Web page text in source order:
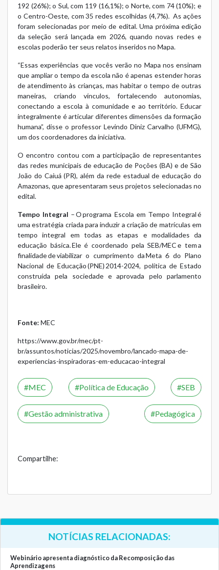
192 (26%); o Sul, com 119 (16,1%); o Norte, com 74 (10%); e
o Centro-Oeste, com 35 redes escolhidas (4,7%). As ações
foram selecionadas por meio de edital. Uma próxima edição
da seleção será lançada em 2026, quando novas redes e
escolas poderão ter seus relatos inseridos no Mapa.
“Essas experiências que vocês verão no Mapa nos ensinam
que ampliar o tempo da escola não é apenas estender horas
de atendimento às crianças, mas habitar o tempo de outras
maneiras, criando vínculos, fortalecendo autonomias,
conectando a escola à comunidade e ao território. Educar
integralmente é articular diferentes dimensões da formação
humana”, disse o professor Levindo Diniz Carvalho (UFMG),
um dos coordenadores da iniciativa.
O encontro contou com a participação de representantes
das redes municipais de educação de Poções (BA) e de São
João do Caiuá (PR), além da rede estadual de educação do
Amazonas, que apresentaram seus projetos selecionadas no
edital.
Tempo Integral – O programa Escola em Tempo Integral é
uma estratégia criada para induzir a criação de matrículas em
tempo integral em todas as etapas e modalidades da
educação básica. Ele é coordenado pela SEB/MEC e tem a
finalidade de viabilizar o cumprimento da Meta 6 do Plano
Nacional de Educação (PNE) 2014-2024, política de Estado
construída pela sociedade e aprovada pelo parlamento
brasileiro.
Fonte: MEC
https://www.gov.br/mec/pt-
br/assuntos/noticias/2025/novembro/lancado-mapa-de-
experiencias-inspiradoras-em-educacao-integral
MEC Política de Educação SEB
Gestão administrativa Pedagógica
Compartilhe:
NOTÍCIAS RELACIONADAS:
Webinário apresenta diagnóstico da Recomposição das
Aprendizagens